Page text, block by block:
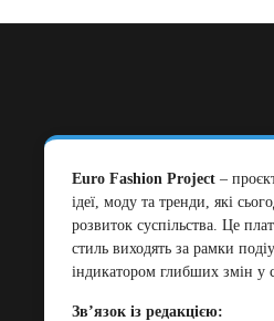
Euro Fashion Project –
ідеї, моду та тренди, які
розвиток суспільства. Це
стиль виходять за рамки
індикатором глибших змін у
Зв’язок із редакцією: